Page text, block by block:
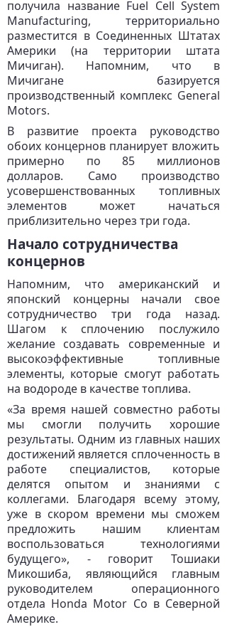
получила название Fuel Cell System
Manufacturing, территориально
разместится в Соединенных Штатах
Америки (на территории штата
Мичиган). Напомним, что в
Мичигане базируется
производственный комплекс General
Motors.
В развитие проекта руководство
обоих концернов планирует вложить
примерно по 85 миллионов
долларов. Само производство
усовершенствованных топливных
элементов может начаться
приблизительно через три года.
Начало сотрудничества
концернов
Напомним, что американский и
японский концерны начали свое
сотрудничество три года назад.
Шагом к сплочению послужило
желание создавать современные и
высокоэффективные топливные
элементы, которые смогут работать
на водороде в качестве топлива.
«За время нашей совместно работы
мы смогли получить хорошие
результаты. Одним из главных наших
достижений является сплоченность в
работе специалистов, которые
делятся опытом и знаниями с
коллегами. Благодаря всему этому,
уже в скором времени мы сможем
предложить нашим клиентам
воспользоваться технологиями
будущего», - говорит Тошиаки
Микошиба, являющийся главным
руководителем операционного
отдела Honda Motor Co в Северной
Америке.